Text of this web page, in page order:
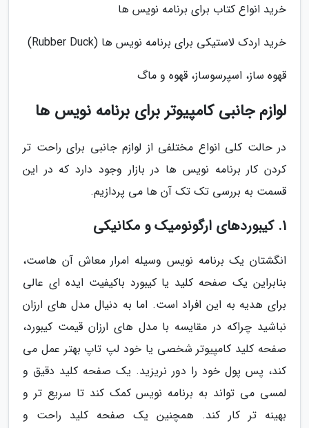
خرید انواع کتاب برای برنامه نویس ها
خرید اردک لاستیکی برای برنامه نویس ها (Rubber Duck)
قهوه ساز، اسپرسوساز، قهوه و ماگ
لوازم جانبی کامپیوتر برای برنامه نویس ها
در حالت کلی انواع مختلفی از لوازم جانبی برای راحت تر
کردن کار برنامه نویس ها در بازار وجود دارد که در این
قسمت به بررسی تک تک آن ها می پردازیم.
1. کیبوردهای ارگونومیک و مکانیکی
انگشتان یک برنامه نویس وسیله امرار معاش آن هاست،
بنابراین یک صفحه کلید یا کیبورد باکیفیت ایده ای عالی
برای هدیه به این افراد است. اما به دنیال مدل های ارزان
نباشید چراکه در مقایسه با مدل های ارزان قیمت کیبورد،
صفحه کلید کامپیوتر شخصی یا خود لپ تاپ بهتر عمل می
کند، پس پول خود را دور نریزید. یک صفحه کلید دقیق و
لمسی می تواند به برنامه نویس کمک کند تا سریع تر و
بهینه تر کار کند. همچنین یک صفحه کلید راحت و